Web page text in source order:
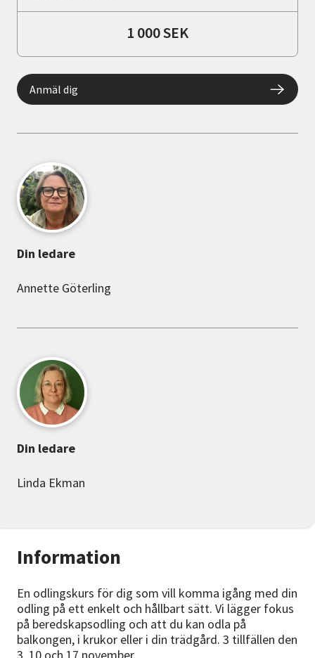
Information
En odlingskurs för dig som vill komma igång med din
odling på ett enkelt och hållbart sätt. Vi lägger fokus
på beredskapsodling och att du kan odla på
balkongen, i krukor eller i din trädgård. 3 tillfällen den
1 000 SEK
Anmäl dig
Din ledare
Annette Göterling
Din ledare
Linda Ekman